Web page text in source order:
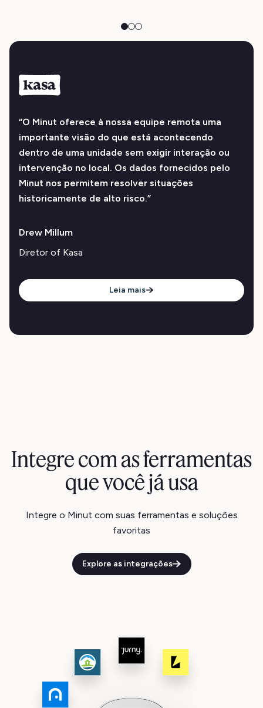
“O Minut oferece à nossa equipe remota uma
importante visão do que está acontecendo
dentro de uma unidade sem exigir interação ou
intervenção no local. Os dados fornecidos pelo
Minut nos permitem resolver situações
historicamente de alto risco.”
Drew Millum
Diretor of Kasa
Leia mais
Integre com as ferramentas
que você já usa
Integre o Minut com suas ferramentas e soluções
favoritas
Explore as integrações